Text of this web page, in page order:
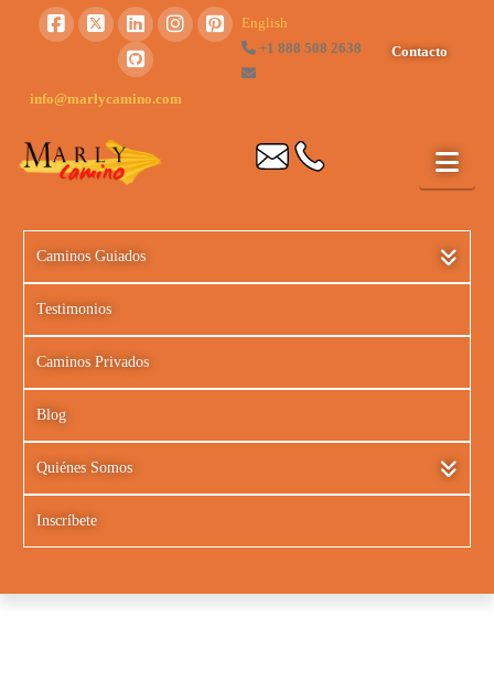
English
Contacto
+1 888 508 2638
info@marlycamino.com
Caminos Guiados
Testimonios
Caminos Privados
Blog
Quiénes Somos
Inscríbete